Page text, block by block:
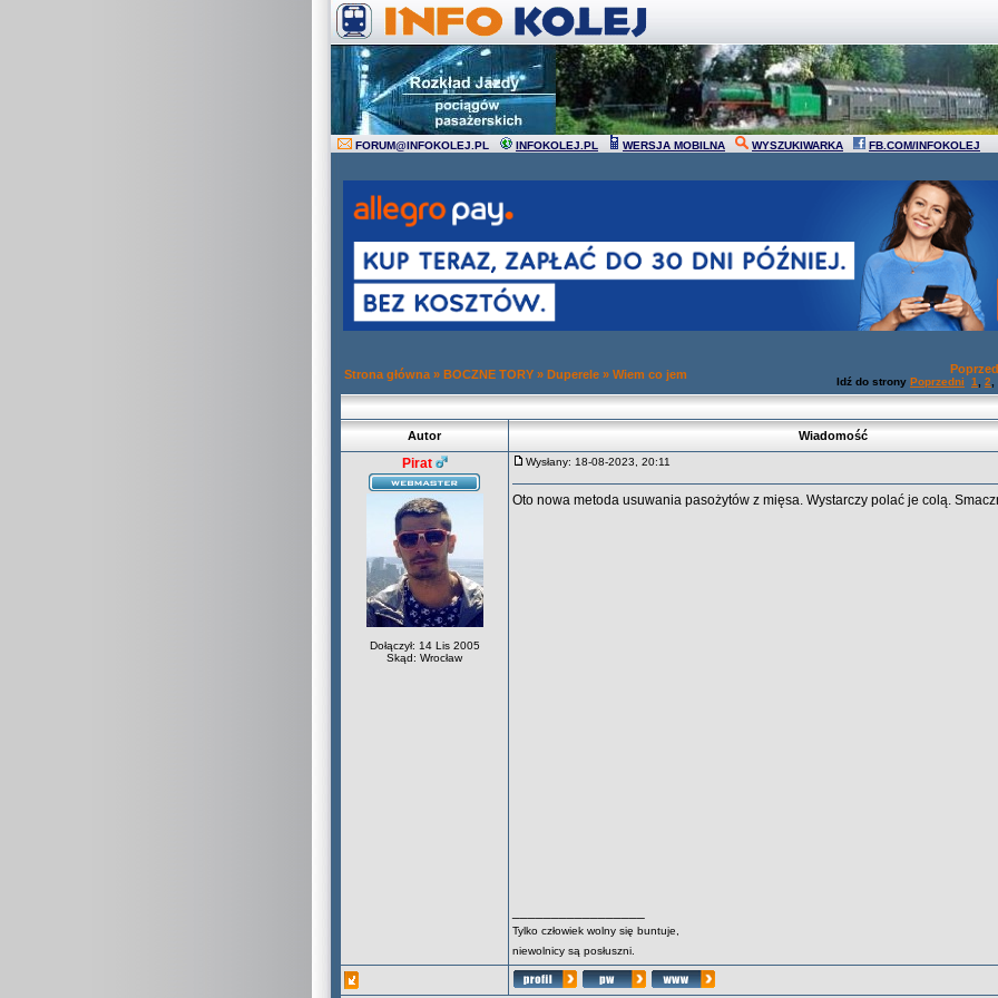
FORUM@INFOKOLEJ.PL INFOKOLEJ.PL WERSJA MOBILNA WYSZUKIWARKA FB.COM/INFOKOLEJ
Strona główna » BOCZNE TORY » Duperele » Wiem co jem
Idź do strony Poprzedni 1 2
Autor Wiadomość
Pirat
Dołączył: 14 Lis 2005
Skąd: Wrocław
Wysłany: 18-08-2023, 20:11
Oto nowa metoda usuwania pasożytów z mięsa. Wystarczy polać je colą.
Tylko człowiek wolny się buntuje,
niewolnicy są posłuszni.